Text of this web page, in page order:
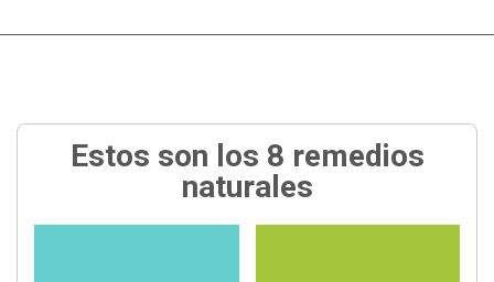
Estos son los 8 remedios
naturales